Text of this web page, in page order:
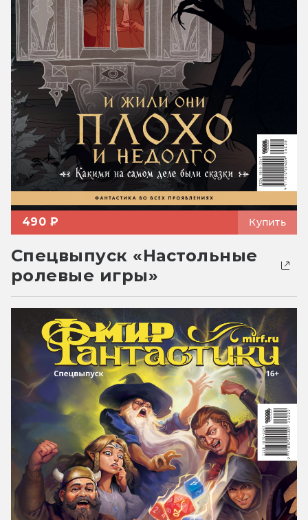
490 ₽ Купить
Спецвыпуск «Настольные
ролевые игры»